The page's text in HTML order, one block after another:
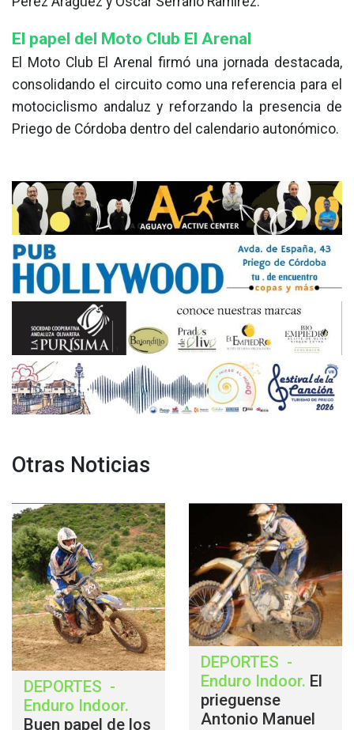
El papel del Moto Club El Arenal
El Moto Club El Arenal firmó una jornada destacada,
consolidando el circuito como una referencia para el
motociclismo andaluz y reforzando la presencia de
Priego de Córdoba dentro del calendario autonómico.
Otras Noticias
DEPORTES -
Enduro Indoor.
Buen papel de los
DEPORTES -
Enduro Indoor. El
prieguense
Antonio Manuel